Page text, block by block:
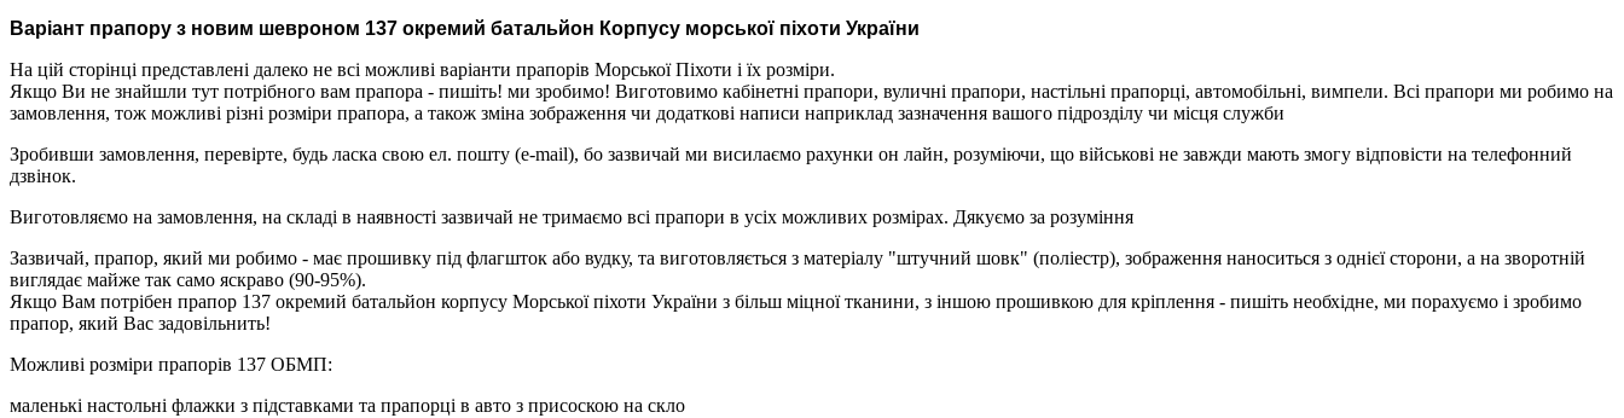
Варіант прапору з новим шевроном 137 окремий батальйон Корпусу морської піхоти України
На цій сторінці представлені далеко не всі можливі варіанти прапорів Морської Піхоти і їх розміри.
Якщо Ви не знайшли тут потрібного вам прапора - пишіть! ми зробимо! Виготовимо кабінетні прапори, вуличні прапори, настільні прапорці, автомобільні, вимпели. Всі прапори ми робимо на
замовлення, тож можливі різні розміри прапора, а також зміна зображення чи додаткові написи наприклад зазначення вашого підрозділу чи місця служби
Зробивши замовлення, перевірте, будь ласка свою ел. пошту (e-mail), бо зазвичай ми висилаємо рахунки он лайн, розуміючи, що військові не завжди мають змогу відповісти на телефонний
дзвінок.
Виготовляємо на замовлення, на складі в наявності зазвичай не тримаємо всі прапори в усіх можливих розмірах. Дякуємо за розуміння
Зазвичай, прапор, який ми робимо - має прошивку під флагшток або вудку, та виготовляється з матеріалу "штучний шовк" (поліестр), зображення наноситься з однієї сторони, а на зворотній
виглядає майже так само яскраво (90-95%).
Якщо Вам потрібен прапор 137 окремий батальйон корпусу Морської піхоти України з більш міцної тканини, з іншою прошивкою для кріплення - пишіть необхідне, ми порахуємо і зробимо
прапор, який Вас задовільнить!
Можливі розміри прапорів 137 ОБМП:
маленькі настольні флажки з підставками та прапорці в авто з присоскою на скло